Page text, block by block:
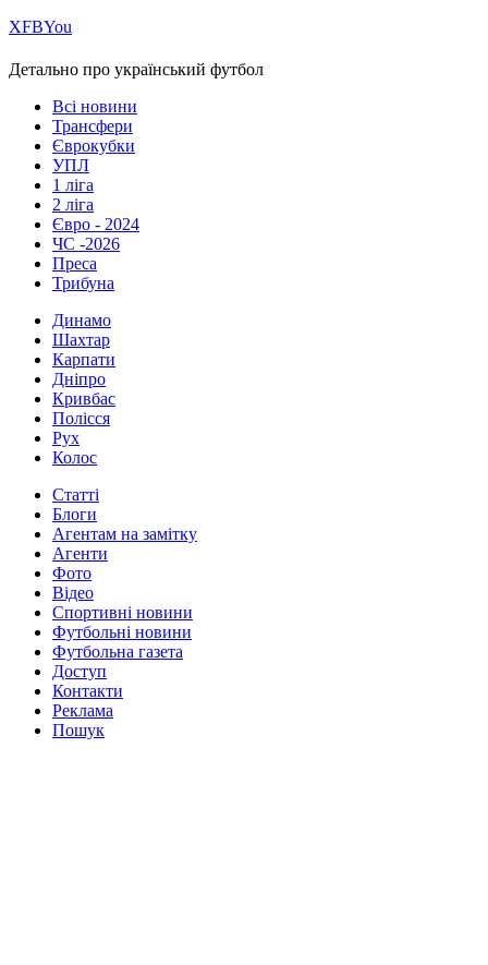
ХFBYou
Детально про український футбол
Всі новини
Трансфери
Єврокубки
УПЛ
1 ліга
2 ліга
Євро - 2024
ЧС -2026
Преса
Трибуна
Динамо
Шахтар
Карпати
Дніпро
Кривбас
Полісся
Рух
Колос
Статті
Блоги
Агентам на замітку
Агенти
Фото
Відео
Спортивні новини
Футбольні новини
Футбольна газета
Доступ
Контакти
Реклама
Пошук